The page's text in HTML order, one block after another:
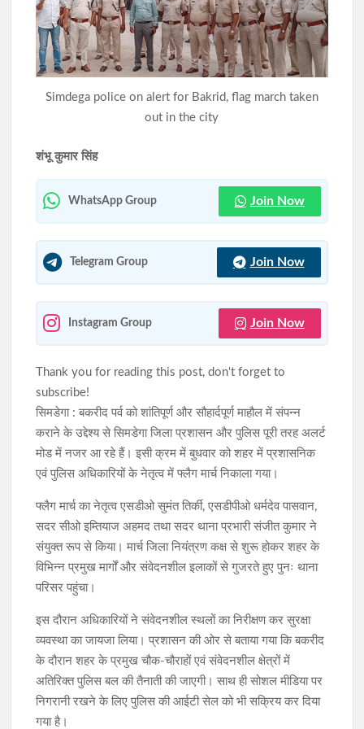
नामकुम में कांग्रेस का मिलन समारोह, विभिन्न दलों के दर्जनों नेताओं-
कार्यकर्ताओं ने थामा पार्टी का दामन
सात साल बाद भी नहीं खुला केरसई का कस्तूरबा विद्यालय, अधूरे भवन से
Simdega police on alert for Bakrid, flag march taken
out in the city
शंभू कुमार सिंह
WhatsApp Group Join Now
Telegram Group Join Now
Instagram Group Join Now
Thank you for reading this post, don't forget to
subscribe!
सिमडेगा : बकरीद पर्व को शांतिपूर्ण और सौहार्दपूर्ण माहौल में संपन्न
कराने के उद्देश्य से सिमडेगा जिला प्रशासन और पुलिस पूरी तरह अलर्ट
मोड में नजर आ रहे हैं। इसी क्रम में बुधवार को शहर में प्रशासनिक
एवं पुलिस अधिकारियों के नेतृत्व में फ्लैग मार्च निकाला गया।
फ्लैग मार्च का नेतृत्व एसडीओ सुमंत तिर्की, एसडीपीओ धर्मदेव पासवान,
सदर सीओ इम्तियाज अहमद तथा सदर थाना प्रभारी संजीत कुमार ने
संयुक्त रूप से किया। मार्च जिला नियंत्रण कक्ष से शुरू होकर शहर के
विभिन्न प्रमुख मार्गों और संवेदनशील इलाकों से गुजरते हुए पुनः थाना
परिसर पहुंचा।
इस दौरान अधिकारियों ने संवेदनशील स्थलों का निरीक्षण कर सुरक्षा
व्यवस्था का जायजा लिया। प्रशासन की ओर से बताया गया कि बकरीद
के दौरान शहर के प्रमुख चौक-चौराहों एवं संवेदनशील क्षेत्रों में
अतिरिक्त पुलिस बल की तैनाती की जाएगी। साथ ही सोशल मीडिया पर
निगरानी रखने के लिए पुलिस की आईटी सेल को भी सक्रिय कर दिया
गया है।